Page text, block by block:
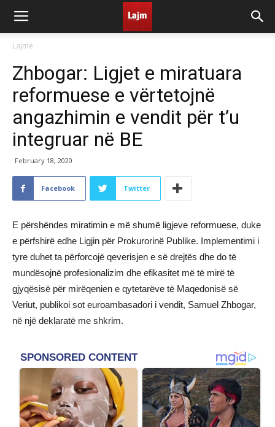
Lajme
Zhbogar: Ligjet e miratuara
reformuese e vërtetojnë
angazhimin e vendit për t’u
integruar në BE
February 18, 2020
Facebook Twitter
E përshëndes miratimin e më shumë ligjeve reformuese, duke
e përfshirë edhe Ligjin për Prokurorinë Publike. Implementimi i
tyre duhet ta përforcojë qeverisjen e së drejtës dhe do të
mundësojnë profesionalizim dhe efikasitet më të mirë të
gjyqësisë për mirëqenien e qytetarëve të Maqedonisë së
Veriut, publikoi sot euroambasadori i vendit, Samuel Zhbogar,
në një deklaratë me shkrim.